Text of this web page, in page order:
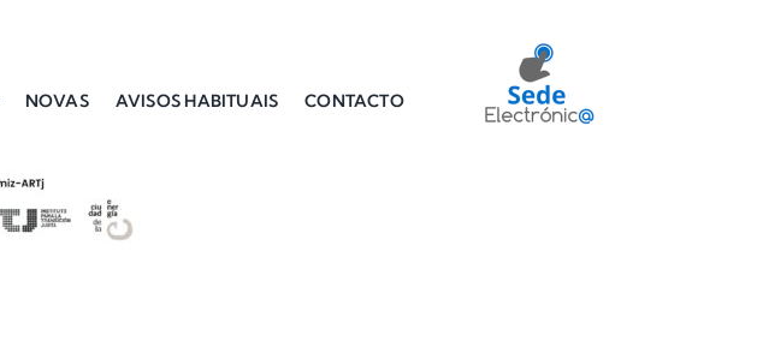
NOVAS AVISOS HABITUAIS CONTACTO